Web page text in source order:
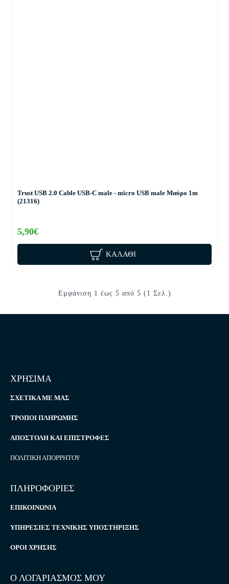
Trust USB 2.0 Cable USB-C male - micro USB male Μαύρο 1m
(21316)
5,90€
ΚΑΛΆΘΙ
Εμφάνιση 1 έως 5 από 5 (1 Σελ.)
ΧΡΗΣΙΜΑ
ΣΧΕΤΙΚΆ ΜΕ ΜΑΣ
ΤΡΌΠΟΙ ΠΛΗΡΩΜΉΣ
ΑΠΟΣΤΟΛΉ ΚΑΙ ΕΠΙΣΤΡΟΦΈΣ
ΠΟΛΙΤΙΚΉ ΑΠΟΡΡΉΤΟΥ
ΠΛΗΡΟΦΟΡΙΕΣ
ΕΠΙΚΟΙΝΩΝΊΑ
ΥΠΗΡΕΣΊΕΣ ΤΕΧΝΙΚΉΣ ΥΠΟΣΤΉΡΙΞΗΣ
ΌΡΟΙ ΧΡΉΣΗΣ
Ο ΛΟΓΑΡΙΑΣΜΟΣ ΜΟΥ